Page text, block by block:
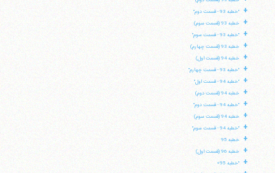
+ "خطبه 93 - قسمت دوم"
+ خطبه 93 (قسمت سوم)
+ "خطبه 93 - قسمت سوم"
+ خطبه 93 (قسمت چهارم)
+ خطبه 94 (قسمت اول)
+ "خطبه 93 - قسمت چهارم"
+ "خطبه 94 - قسمت اول"
+ خطبه 94 (قسمت دوم)
+ "خطبه 94 - قسمت دوم"
+ خطبه 94 (قسمت سوم)
+ "خطبه 94 - قسمت سوم"
+ خطبه 95
+ خطبه 96 (قسمت اول)
+ "خطبه 95»